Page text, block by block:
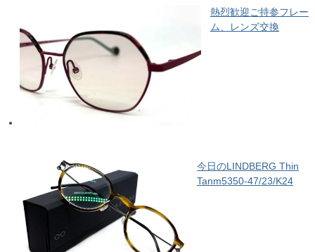
熱烈歓迎ご持参フレー
ム、レンズ交換
今日のLINDBERG Thin
Tanm5350-47/23/K24